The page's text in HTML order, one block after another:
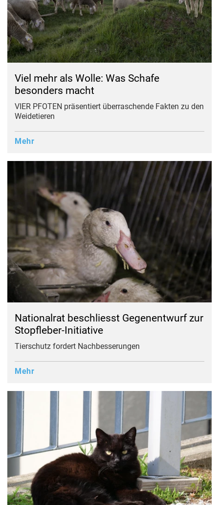
Viel mehr als Wolle: Was Schafe
besonders macht
VIER PFOTEN präsentiert überraschende Fakten zu den
Weidetieren
Mehr
Nationalrat beschliesst Gegenentwurf zur
Stopfleber-Initiative
Tierschutz fordert Nachbesserungen
Mehr